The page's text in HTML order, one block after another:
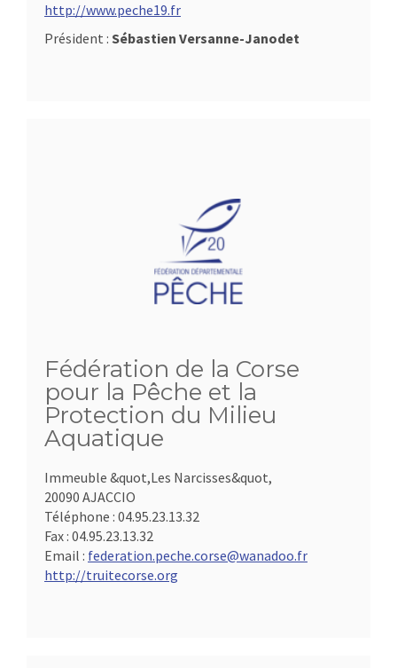
http://www.peche19.fr
Président : Sébastien Versanne-Janodet
Fédération de la Corse
pour la Pêche et la
Protection du Milieu
Aquatique
Immeuble &quot,Les Narcisses&quot,
20090 AJACCIO
Téléphone : 04.95.23.13.32
Fax : 04.95.23.13.32
Email : federation.peche.corse@wanadoo.fr
http://truitecorse.org